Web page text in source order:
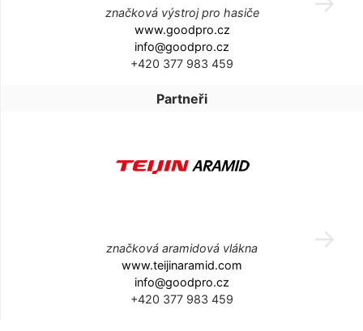
značková výstroj pro hasiče
www.goodpro.cz
info@goodpro.cz
+420 377 983 459
Partneři
značková aramidová vlákna
www.teijinaramid.com
info@goodpro.cz
+420 377 983 459